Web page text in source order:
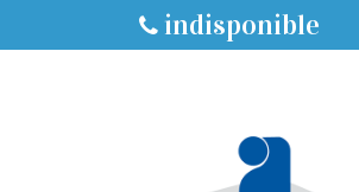
indisponible